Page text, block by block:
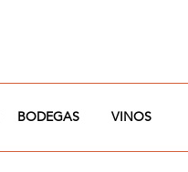
BODEGAS VINOS